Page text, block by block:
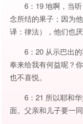
6：19 地啊，当
念所结的果子；因为
译：律法），他们也厌
6：20 从示巴出
奉来给我有何益呢？
也不喜悦。
6：21 所以耶和
面。父亲和儿子要一